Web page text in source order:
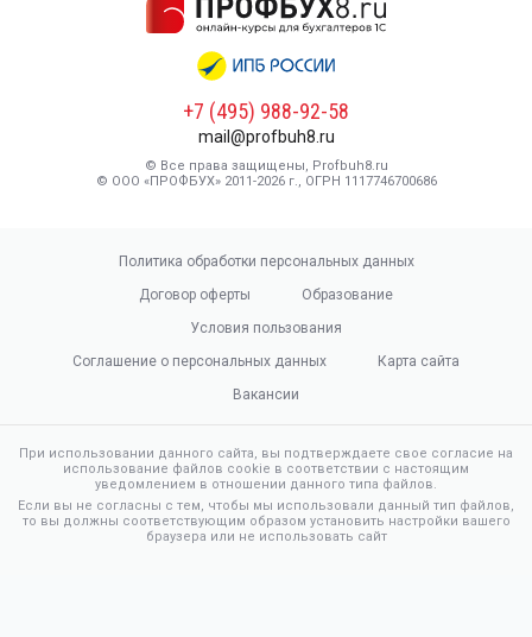
+7 (495) 988-92-58
mail@profbuh8.ru
© Все права защищены, Profbuh8.ru
© ООО «ПРОФБУХ» 2011-2026 г., ОГРН 1117746700686
Политика обработки персональных данных
Договор оферты
Образование
Условия пользования
Соглашение о персональных данных
Карта сайта
Вакансии
При использовании данного сайта, вы подтверждаете свое согласие на
использование файлов cookie в соответствии с настоящим
уведомлением в отношении данного типа файлов.
Если вы не согласны с тем, чтобы мы использовали данный тип файлов,
то вы должны соответствующим образом установить настройки вашего
браузера или не использовать сайт